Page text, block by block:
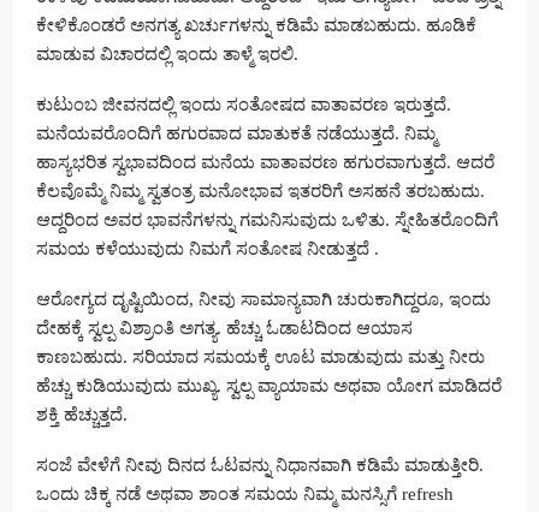
ಕೇಳಿಕೊಂಡರೆ ಅನಗತ್ಯ ಖರ್ಚುಗಳನ್ನು ಕಡಿಮೆ ಮಾಡಬಹುದು. ಹೂಡಿಕೆ
ಮಾಡುವ ವಿಚಾರದಲ್ಲಿ ಇಂದು ತಾಳ್ಮೆ ಇರಲಿ.
ಕುಟುಂಬ ಜೀವನದಲ್ಲಿ ಇಂದು ಸಂತೋಷದ ವಾತಾವರಣ ಇರುತ್ತದೆ.
ಮನೆಯವರೊಂದಿಗೆ ಹಗುರವಾದ ಮಾತುಕತೆ ನಡೆಯುತ್ತದೆ. ನಿಮ್ಮ
ಹಾಸ್ಯಭರಿತ ಸ್ವಭಾವದಿಂದ ಮನೆಯ ವಾತಾವರಣ ಹಗುರವಾಗುತ್ತದೆ. ಆದರೆ
ಕೆಲವೊಮ್ಮೆ ನಿಮ್ಮ ಸ್ವತಂತ್ರ ಮನೋಭಾವ ಇತರರಿಗೆ ಅಸಹನೆ ತರಬಹುದು.
ಆದ್ದರಿಂದ ಅವರ ಭಾವನೆಗಳನ್ನು ಗಮನಿಸುವುದು ಒಳಿತು. ಸ್ನೇಹಿತರೊಂದಿಗೆ
ಸಮಯ ಕಳೆಯುವುದು ನಿಮಗೆ ಸಂತೋಷ ನೀಡುತ್ತದೆ .
ಆರೋಗ್ಯದ ದೃಷ್ಟಿಯಿಂದ, ನೀವು ಸಾಮಾನ್ಯವಾಗಿ ಚುರುಕಾಗಿದ್ದರೂ, ಇಂದು
ದೇಹಕ್ಕೆ ಸ್ವಲ್ಪ ವಿಶ್ರಾಂತಿ ಅಗತ್ಯ. ಹೆಚ್ಚು ಓಡಾಟದಿಂದ ಆಯಾಸ
ಕಾಣಬಹುದು. ಸರಿಯಾದ ಸಮಯಕ್ಕೆ ಊಟ ಮಾಡುವುದು ಮತ್ತು ನೀರು
ಹೆಚ್ಚು ಕುಡಿಯುವುದು ಮುಖ್ಯ. ಸ್ವಲ್ಪ ವ್ಯಾಯಾಮ ಅಥವಾ ಯೋಗ ಮಾಡಿದರೆ
ಶಕ್ತಿ ಹೆಚ್ಚುತ್ತದೆ.
ಸಂಜೆ ವೇಳೆಗೆ ನೀವು ದಿನದ ಓಟವನ್ನು ನಿಧಾನವಾಗಿ ಕಡಿಮೆ ಮಾಡುತ್ತೀರಿ.
ಒಂದು ಚಿಕ್ಕ ನಡೆ ಅಥವಾ ಶಾಂತ ಸಮಯ ನಿಮ್ಮ ಮನಸ್ಸಿಗೆ refresh